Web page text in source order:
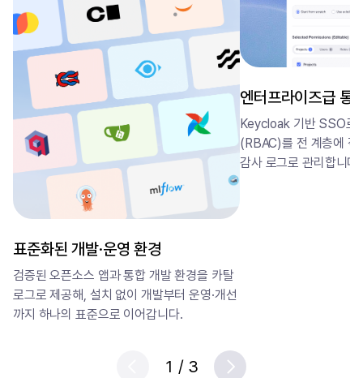
표준화된 개발·운영 환경
검증된 오픈소스 앱과 통합 개발 환경을 카탈
로그로 제공해, 설치 없이 개발부터 운영·개선
까지 하나의 표준으로 이어갑니다.
엔터프라이즈급 통
Keycloak 기반 SSO로
(RBAC)를 전 계층에 적
감사 로그로 관리합니다.
1 / 3
Next